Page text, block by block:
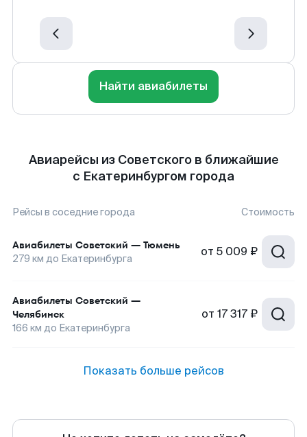
Найти авиабилеты
Авиарейсы из Советского в ближайшие
с Екатеринбургом города
Рейсы в соседние города Стоимость
Авиабилеты Советский — Тюмень
279 км до Екатеринбурга от 5 009 ₽
Авиабилеты Советский —
Челябинск
166 км до Екатеринбурга
от 17 317 ₽
Показать больше рейсов